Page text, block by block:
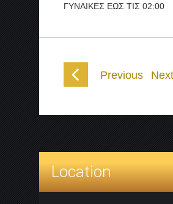
ΓΥΝΑΙΚΕΣ ΕΩΣ ΤΙΣ 02:00
Previous Next
Location